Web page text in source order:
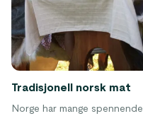
Tradisjonell norsk mat
Norge har mange spennende